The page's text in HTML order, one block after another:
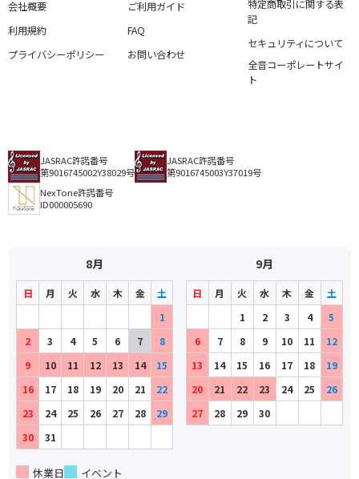
会社概要
利用規約
プライバシーポリシー
ご利用ガイド
FAQ
お問い合わせ
特定商取引に関する表
記
セキュリティについて
全音コーポレートサイ
ト
JASRAC許諾番号
第9016745002Y38029号
JASRAC許諾番号
第9016745003Y37019号
NexTone許諾番号
ID000005690
8月
日 月 火 水 木 金
土
1
2
3 4 5 6 7
8
9
10 11 12 13 14
15
16
17 18 19 20 21
22
23
24 25 26 27 28
29
30
31
9月
日 月 火 水 木 金
土
1
2 3 4
5
6
7 8 9 10 11
12
13
14 15 16 17 18
19
20
21 22 23 24 25
26
27
28 29 30
休業日 イベント